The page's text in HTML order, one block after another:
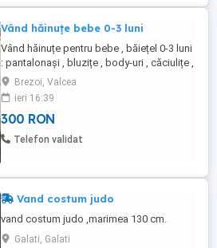
Vând hăinuțe bebe 0-3 luni
Vând hăinuțe pentru bebe , băiețel 0-3 luni
: pantalonași , bluzițe , body-uri , căciulițe ,
șosetuțe . Foarte bine îngrijite , numai
bune pentru următorul bebe .
Brezoi, Valcea
ieri 16:39
300 RON
Telefon validat
Vand costum judo
vand costum judo ,marimea 130 cm.
Galati, Galati